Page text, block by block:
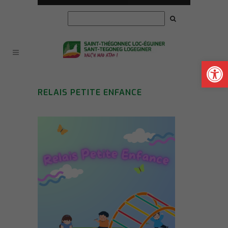
Ouvrir
RELAIS PETITE ENFANCE